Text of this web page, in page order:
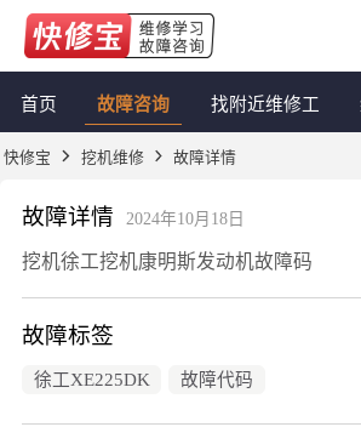
首页 故障咨询 找附近维修工
快修宝 挖机维修 故障详情
故障详情 2024年10月18日
挖机徐工挖机康明斯发动机故障码
故障标签
徐工XE225DK 故障代码